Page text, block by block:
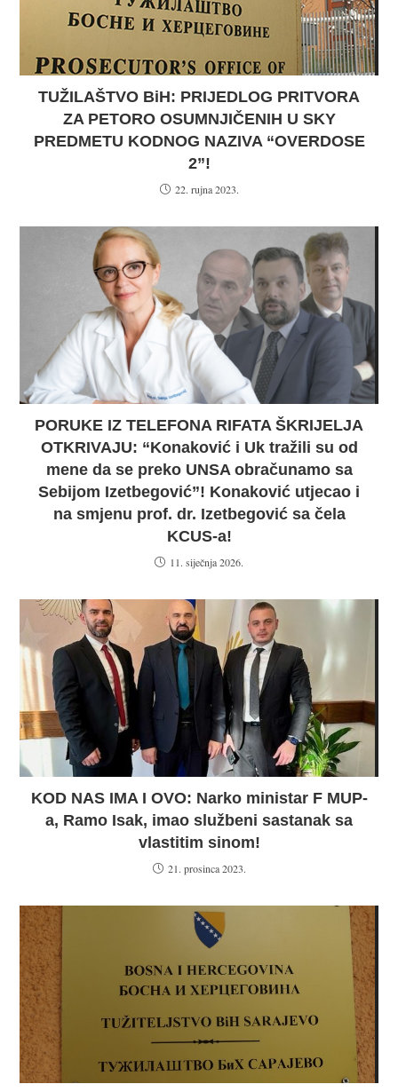
TUŽILAŠTVO BiH: PRIJEDLOG PRITVORA
ZA PETORO OSUMNJIČENIH U SKY
PREDMETU KODNOG NAZIVA “OVERDOSE
2”!
22. rujna 2023.
PORUKE IZ TELEFONA RIFATA ŠKRIJELJA
OTKRIVAJU: “Konaković i Uk tražili su od
mene da se preko UNSA obračunamo sa
Sebijom Izetbegović”! Konaković utjecao i
na smjenu prof. dr. Izetbegović sa čela
KCUS-a!
11. siječnja 2026.
KOD NAS IMA I OVO: Narko ministar F MUP-
a, Ramo Isak, imao službeni sastanak sa
vlastitim sinom!
21. prosinca 2023.